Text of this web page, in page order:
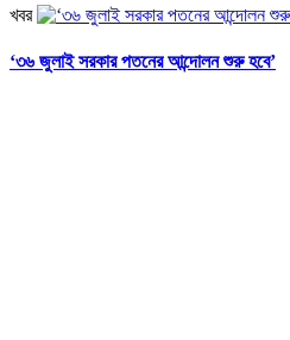
খবর
‘৩৬ জুলাই সরকার পতনের আন্দোলন শুরু হবে’